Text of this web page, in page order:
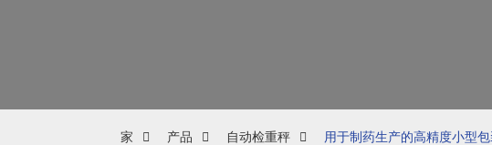
家 产品 自动检重秤 用于制药生产的高精度小型